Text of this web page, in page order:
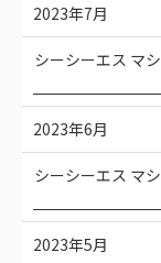
2023年7月
シーシーエス マ
2023年6月
シーシーエス マ
2023年5月